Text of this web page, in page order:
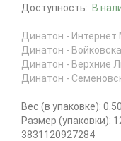
Доступность: В
Динатон - Интернет
Динатон -
Динатон - Верхние
Динатон -
Вес (в упаковке):
Размер (упаковки):
3831120927284